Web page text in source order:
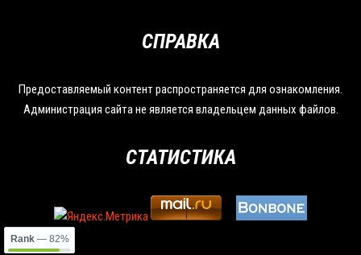
СПРАВКА
Предоставляемый контент распространяется для ознакомления.
Администрация сайта не является владельцем данных файлов.
СТАТИСТИКА
Rank— 82%